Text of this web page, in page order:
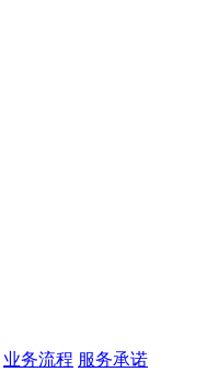
业务流程 服务承诺